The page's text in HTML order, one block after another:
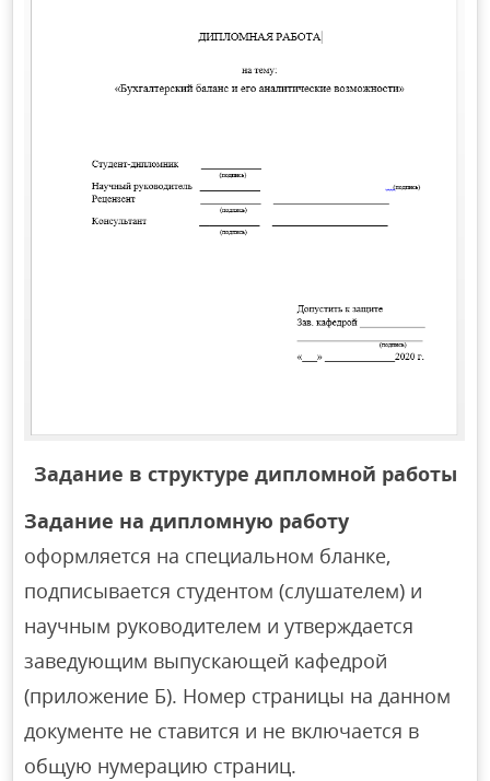
Задание в структуре дипломной работы
Задание на дипломную работу
оформляется на специальном бланке,
подписывается студентом (слушателем) и
научным руководителем и утверждается
заведующим выпускающей кафедрой
(приложение Б). Номер страницы на данном
документе не ставится и не включается в
общую нумерацию страниц.